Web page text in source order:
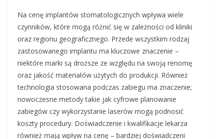
Na cenę implantów stomatologicznych wpływa wiele
czynników, które mogą różnić się w zależności od kliniki
oraz regionu geograficznego. Przede wszystkim rodzaj
zastosowanego implantu ma kluczowe znaczenie –
niektóre marki są droższe ze względu na swoją renomę
oraz jakość materiałów użytych do produkcji. Również
technologia stosowana podczas zabiegu ma znaczenie;
nowoczesne metody takie jak cyfrowe planowanie
zabiegów czy wykorzystanie laserów mogą podnosić
koszty procedury. Doświadczenie i kwalifikacje lekarza
również mają wpływ na cenę – bardziej doświadczeni